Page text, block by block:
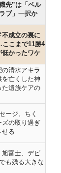
先”は「ベル
ブ」一択か
不成立の裏に
こまで11勝4
低かったワケ
清水アキラ
亡くした神
た遺族ケアの
ージ、ちく
ズの取り過ぎ
せる
旭富士、デビ
も残る大きな